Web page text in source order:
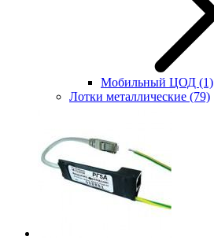
Мобильный ЦОД (1)
Лотки металлические (79)